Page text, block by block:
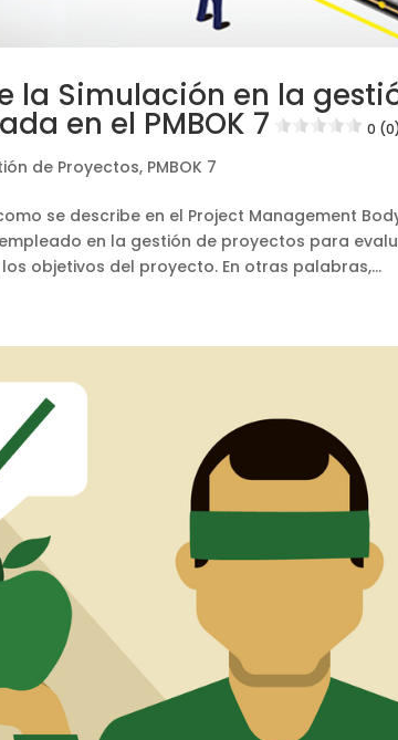
la Simulación en la
en el PMBOK 7 0 (0)
de Proyectos, PMBOK 7
se describe en el Project Management
en la gestión de proyectos para
objetivos del proyecto. En otras palabras,...